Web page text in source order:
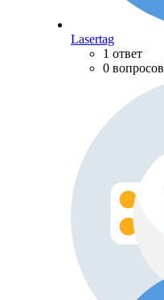
Lasertag
1 ответ
0 вопросов